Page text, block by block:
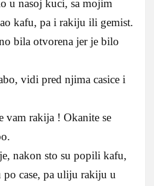
u nasoj kuci, sa mojim
kafu, pa i rakiju ili gemist.
bila otvorena jer je bilo
vidi pred njima casice i
vam rakija ! Okanite se
nakon sto su popili kafu,
case, pa uliju rakiju u